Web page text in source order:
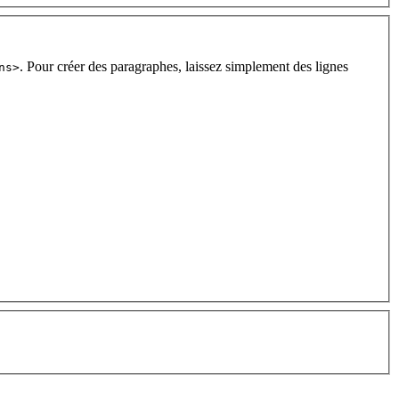
. Pour créer des paragraphes, laissez simplement des lignes